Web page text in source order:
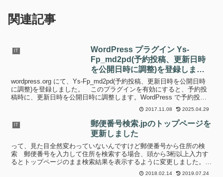
関連記事
IT
WordPress プラグイン Ys-
Fp_md2pd(予約投稿、更新日時
を公開日時に調整)を登録しまし
た
wordpress.org にて、Ys-Fp_md2pd(予約投稿、更新日時を公開日時
に調整)を登録しました。 このプラグインを有効にすると、予約投
稿時に、更新日時を公開日時に調整します。WordPress で予約投稿
2017.11.08 2025.04.29
IT
郵便番号検索.jpのトップページを
更新しました
って、見た目全然変わっていないんですけど郵便番号から住所の検
索 郵便番号を入力して住所を検索する場合、頭から3桁以上入力す
るとトップページのまま検索結果を表示するように変更しました。
以前の様に別ページに画面を遷移して表示する方がWebっぽ...
2018.02.14 2019.07.24